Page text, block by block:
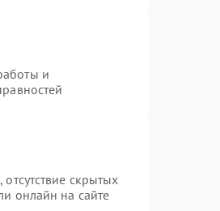
и
скрытых
онлайн на сайте